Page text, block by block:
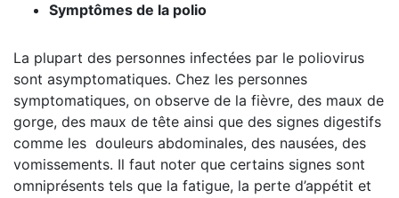
Symptômes de la polio
La plupart des personnes infectées par le poliovirus
sont asymptomatiques. Chez les personnes
symptomatiques, on observe de la fièvre, des maux de
gorge, des maux de tête ainsi que des signes digestifs
comme les douleurs abdominales, des nausées, des
vomissements. Il faut noter que certains signes sont
omniprésents tels que la fatigue, la perte d’appétit et